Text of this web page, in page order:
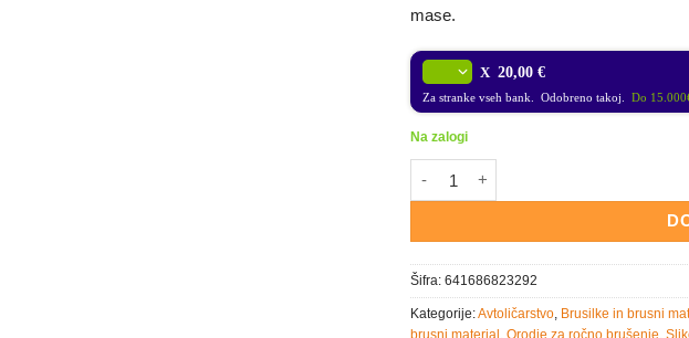
mase.
X 20,00 €
Za stranke vseh bank. Odobreno takoj. Do
Na zalogi
Šifra: 641686823292
Kategorije:Avtoličarstvo, Brusilke in brusni
brusni material , Orodje za ročno brušenje,